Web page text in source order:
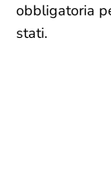
obbligatoria
stati.